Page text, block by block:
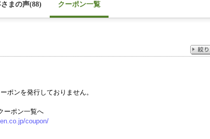
さまの声(88) クーポン一覧
ポンを発行しておりません。
ーポン一覧へ
coupon/